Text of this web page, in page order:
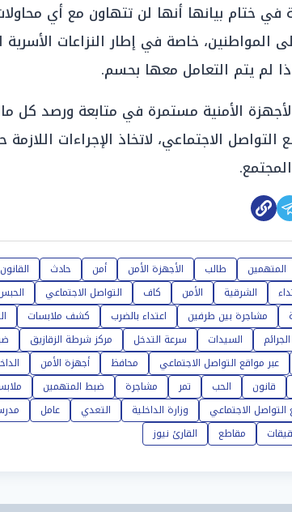
في ختام بيانها أنها لن تتهاون مع أي
المواطنين، خاصة في إطار النزاعات
لم يتم التعامل معها بحسم.
الأمنية مستمرة في متابعة ورصد كل ما
التواصل الاجتماعي، لاتخاذ الإجراءات
المتهمين طالب الأجهزة الأمن أمن حادث القانون
الشرقية الأمن كاف التواصل الاجتماعي
مشاجرة بين طرفين اعتداء بالضرب كشف ملابسات
الجرائم السيدات سرعة التدخل مركز شرطة الزقازيق
عبر مواقع التواصل الاجتماعي محافظ أجهزة الأمن
قانون الحب تمر مشاجرة ضبط المتهمين
التواصل الاجتماعي وزارة الداخلية التعدي عامل
مقاطع القارئ نيوز